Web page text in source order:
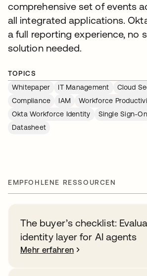
comprehensive set of events
all integrated applications.
a full reporting experience, no
solution needed.
TOPICS
Whitepaper
IT Management
Cloud
Compliance
IAM
Workforce
Okta Workforce Identity
Single Sign-On
Datasheet
EMPFOHLENE RESSOURCEN
The buyer’s checklist:
identity layer for AI agents
Mehr erfahren